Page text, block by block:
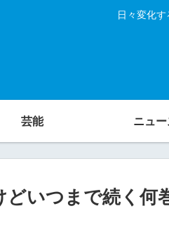
日々変化
芸能 ニュ
どいつまで続く何